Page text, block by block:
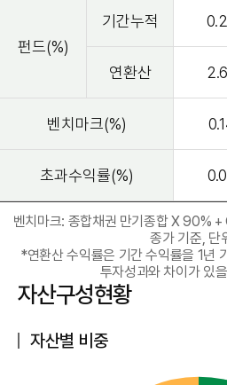
펀드(%)
기간누적
연환산
벤치마크(%)
초과수익률(%)
벤치마크: 종합채권 만기종합 X
종가 기준, 단
*연환산 수익률은 기간 수익률을 1년
투자성과와 차이가 있
자산구성현황
자산별 비중